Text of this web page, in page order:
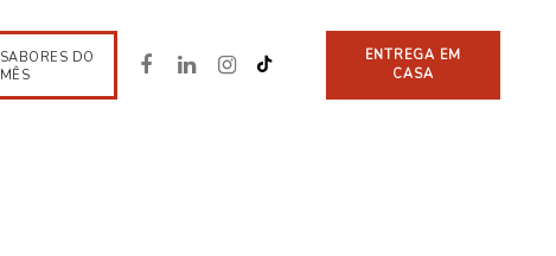
SABORES DO
MÊS
ENTREGA EM
CASA